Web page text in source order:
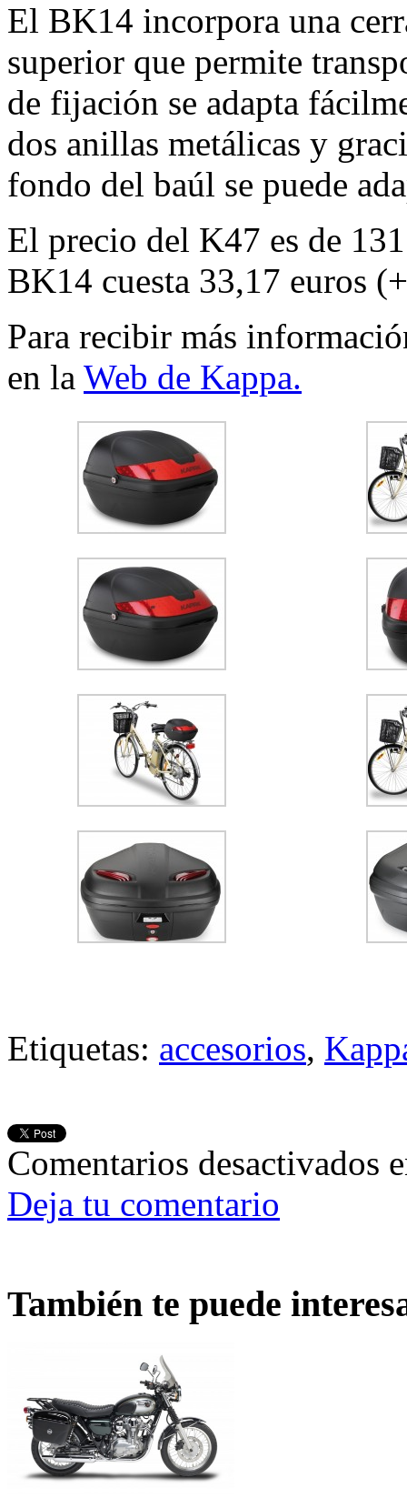
El BK14 incorpora una
superior que permite
de fijación se adapta
dos anillas metálicas y
fondo del baúl se puede
El precio del K47 es de
BK14 cuesta 33,17 euros
Para recibir más
en la Web de Kappa.
Etiquetas: accesorios,
Comentarios desactivados
Deja tu comentario
También te puede